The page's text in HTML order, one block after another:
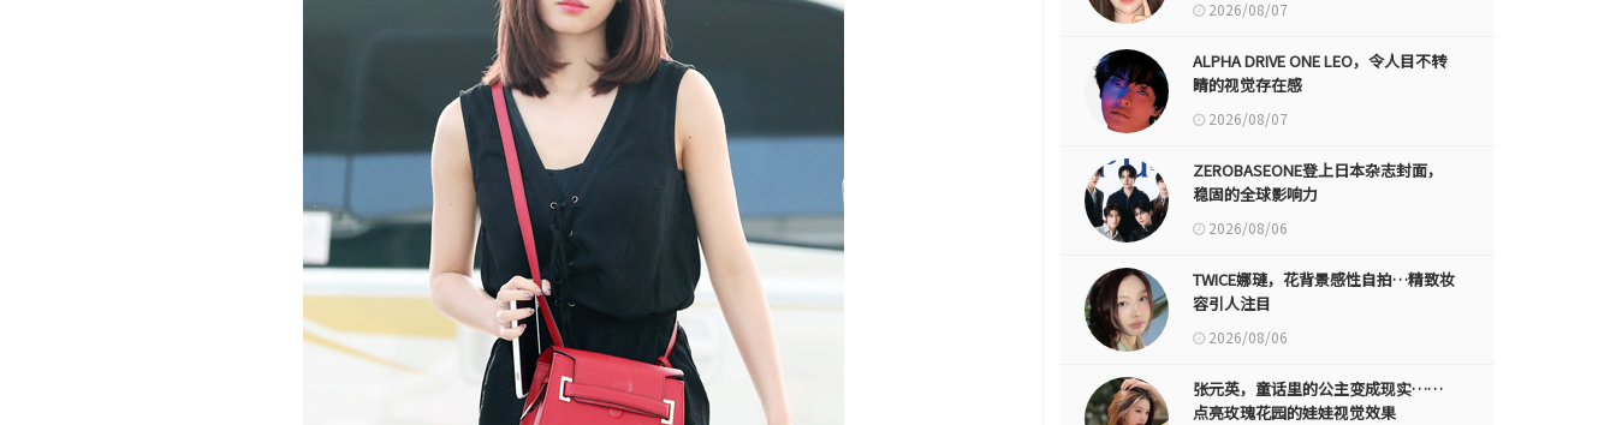
2026/08/07
ALPHA DRIVE ONE LEO，令人目不转
睛的视觉存在感
2026/08/07
ZEROBASEONE登上日本杂志封面，
稳固的全球影响力
2026/08/06
TWICE娜璉，花背景感性自拍…精致妆
容引人注目
2026/08/06
张元英，童话里的公主变成现实……
点亮玫瑰花园的娃娃视觉效果